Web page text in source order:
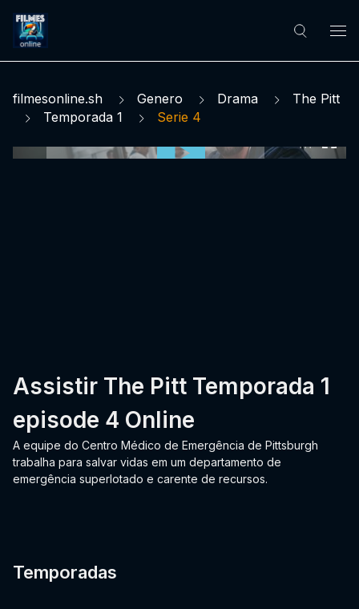
filmesonline.sh Genero Drama
The Pitt
Temporada 1
Serie 4
Assistir The Pitt Temporada 1
episode 4 Online
A equipe do Centro Médico de Emergência de Pittsburgh
trabalha para salvar vidas em um departamento de
emergência superlotado e carente de recursos.
Temporadas